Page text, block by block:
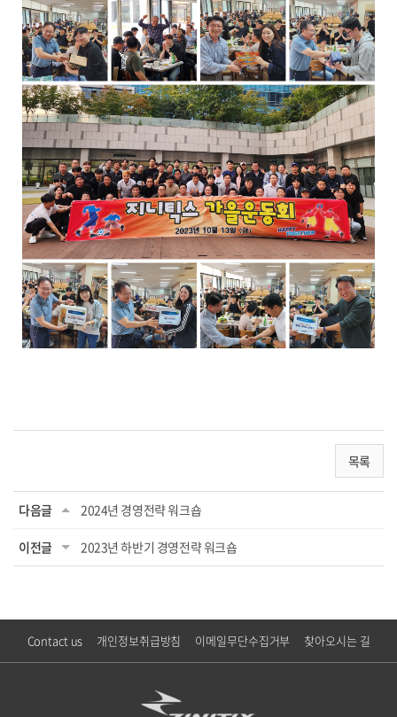
목록
다음글 2024년 경영전략 워크숍
이전글 2023년 하반기 경영전략 워크숍
Contact us 개인정보취급방침 이메일무단수집거부 찾아오시는 길